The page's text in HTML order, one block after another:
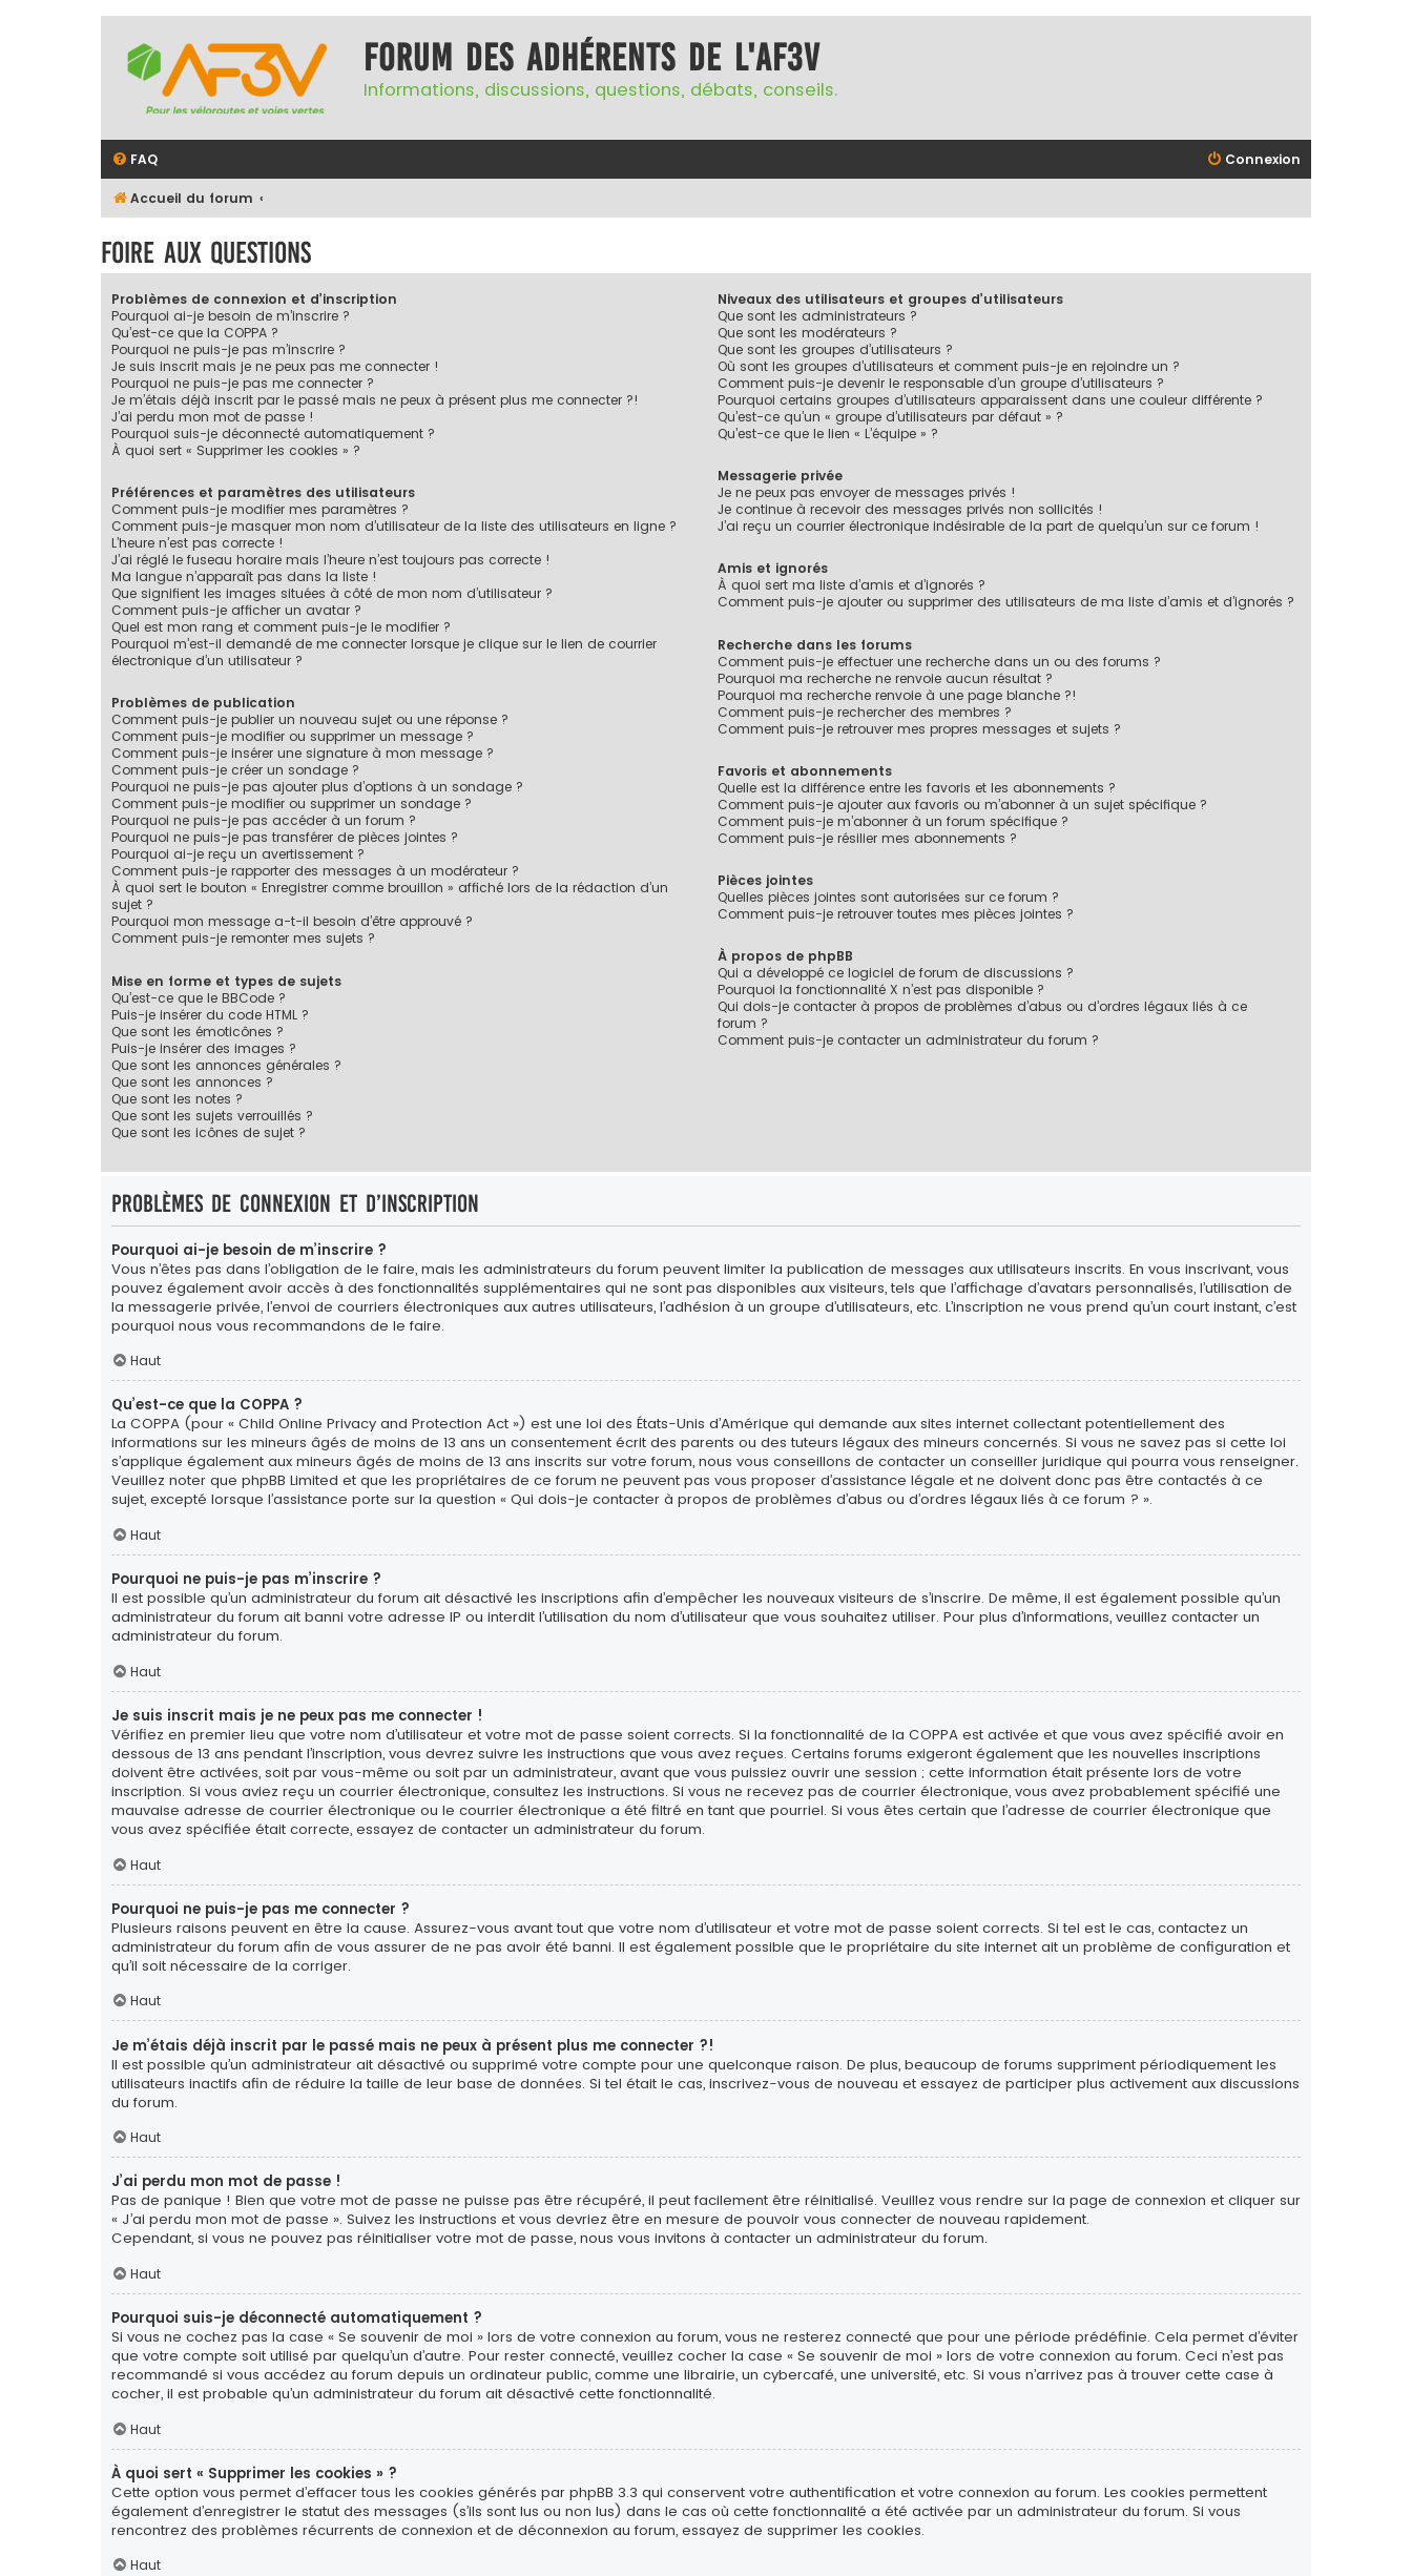
Forum des adhérents de l'AF3V
Informations, discussions, questions, débats, conseils.
FAQ Connexion
Accueil du forum
Foire aux questions
Problèmes de connexion et d’inscription
Pourquoi ai-je besoin de m’inscrire ?
Qu’est-ce que la COPPA ?
Pourquoi ne puis-je pas m’inscrire ?
Je suis inscrit mais je ne peux pas me connecter !
Pourquoi ne puis-je pas me connecter ?
Je m’étais déjà inscrit par le passé mais ne peux à présent plus me connecter ?!
J’ai perdu mon mot de passe !
Pourquoi suis-je déconnecté automatiquement ?
À quoi sert « Supprimer les cookies » ?
Préférences et paramètres des utilisateurs
Comment puis-je modifier mes paramètres ?
Comment puis-je masquer mon nom d’utilisateur de la liste des utilisateurs en ligne ?
L’heure n’est pas correcte !
J’ai réglé le fuseau horaire mais l’heure n’est toujours pas correcte !
Ma langue n’apparaît pas dans la liste !
Que signifient les images situées à côté de mon nom d’utilisateur ?
Comment puis-je afficher un avatar ?
Quel est mon rang et comment puis-je le modifier ?
Pourquoi m’est-il demandé de me connecter lorsque je clique sur le lien de courrier
électronique d’un utilisateur ?
Problèmes de publication
Comment puis-je publier un nouveau sujet ou une réponse ?
Comment puis-je modifier ou supprimer un message ?
Comment puis-je insérer une signature à mon message ?
Comment puis-je créer un sondage ?
Pourquoi ne puis-je pas ajouter plus d’options à un sondage ?
Comment puis-je modifier ou supprimer un sondage ?
Pourquoi ne puis-je pas accéder à un forum ?
Pourquoi ne puis-je pas transférer de pièces jointes ?
Pourquoi ai-je reçu un avertissement ?
Comment puis-je rapporter des messages à un modérateur ?
À quoi sert le bouton « Enregistrer comme brouillon » affiché lors de la rédaction d’un
sujet ?
Pourquoi mon message a-t-il besoin d’être approuvé ?
Comment puis-je remonter mes sujets ?
Mise en forme et types de sujets
Qu’est-ce que le BBCode ?
Puis-je insérer du code HTML ?
Que sont les émoticônes ?
Puis-je insérer des images ?
Que sont les annonces générales ?
Que sont les annonces ?
Que sont les notes ?
Que sont les sujets verrouillés ?
Que sont les icônes de sujet ?
Niveaux des utilisateurs et groupes d’utilisateurs
Que sont les administrateurs ?
Que sont les modérateurs ?
Que sont les groupes d’utilisateurs ?
Où sont les groupes d’utilisateurs et comment puis-je en rejoindre un ?
Comment puis-je devenir le responsable d’un groupe d’utilisateurs ?
Pourquoi certains groupes d’utilisateurs apparaissent dans une couleur différente ?
Qu’est-ce qu’un « groupe d’utilisateurs par défaut » ?
Qu’est-ce que le lien « L’équipe » ?
Messagerie privée
Je ne peux pas envoyer de messages privés !
Je continue à recevoir des messages privés non sollicités !
J’ai reçu un courrier électronique indésirable de la part de quelqu’un sur ce forum !
Amis et ignorés
À quoi sert ma liste d’amis et d’ignorés ?
Comment puis-je ajouter ou supprimer des utilisateurs de ma liste d’amis et d’ignorés ?
Recherche dans les forums
Comment puis-je effectuer une recherche dans un ou des forums ?
Pourquoi ma recherche ne renvoie aucun résultat ?
Pourquoi ma recherche renvoie à une page blanche ?!
Comment puis-je rechercher des membres ?
Comment puis-je retrouver mes propres messages et sujets ?
Favoris et abonnements
Quelle est la différence entre les favoris et les abonnements ?
Comment puis-je ajouter aux favoris ou m’abonner à un sujet spécifique ?
Comment puis-je m’abonner à un forum spécifique ?
Comment puis-je résilier mes abonnements ?
Pièces jointes
Quelles pièces jointes sont autorisées sur ce forum ?
Comment puis-je retrouver toutes mes pièces jointes ?
À propos de phpBB
Qui a développé ce logiciel de forum de discussions ?
Pourquoi la fonctionnalité X n’est pas disponible ?
Qui dois-je contacter à propos de problèmes d’abus ou d’ordres légaux liés à ce
forum ?
Comment puis-je contacter un administrateur du forum ?
Problèmes de connexion et d’inscription
Pourquoi ai-je besoin de m’inscrire ?
Vous n’êtes pas dans l’obligation de le faire, mais les administrateurs du forum peuvent limiter la publication de messages aux utilisateurs inscrits. En vous inscrivant, vous
pouvez également avoir accès à des fonctionnalités supplémentaires qui ne sont pas disponibles aux visiteurs, tels que l’affichage d’avatars personnalisés, l’utilisation de
la messagerie privée, l’envoi de courriers électroniques aux autres utilisateurs, l’adhésion à un groupe d’utilisateurs, etc. L’inscription ne vous prend qu’un court instant, c’est
pourquoi nous vous recommandons de le faire.
Haut
Qu’est-ce que la COPPA ?
La COPPA (pour « Child Online Privacy and Protection Act ») est une loi des États-Unis d’Amérique qui demande aux sites internet collectant potentiellement des
informations sur les mineurs âgés de moins de 13 ans un consentement écrit des parents ou des tuteurs légaux des mineurs concernés. Si vous ne savez pas si cette loi
s’applique également aux mineurs âgés de moins de 13 ans inscrits sur votre forum, nous vous conseillons de contacter un conseiller juridique qui pourra vous renseigner.
Veuillez noter que phpBB Limited et que les propriétaires de ce forum ne peuvent pas vous proposer d’assistance légale et ne doivent donc pas être contactés à ce
sujet, excepté lorsque l’assistance porte sur la question « Qui dois-je contacter à propos de problèmes d’abus ou d’ordres légaux liés à ce forum ? ».
Haut
Pourquoi ne puis-je pas m’inscrire ?
Il est possible qu’un administrateur du forum ait désactivé les inscriptions afin d’empêcher les nouveaux visiteurs de s’inscrire. De même, il est également possible qu’un
administrateur du forum ait banni votre adresse IP ou interdit l’utilisation du nom d’utilisateur que vous souhaitez utiliser. Pour plus d’informations, veuillez contacter un
administrateur du forum.
Haut
Je suis inscrit mais je ne peux pas me connecter !
Vérifiez en premier lieu que votre nom d’utilisateur et votre mot de passe soient corrects. Si la fonctionnalité de la COPPA est activée et que vous avez spécifié avoir en
dessous de 13 ans pendant l’inscription, vous devrez suivre les instructions que vous avez reçues. Certains forums exigeront également que les nouvelles inscriptions
doivent être activées, soit par vous-même ou soit par un administrateur, avant que vous puissiez ouvrir une session ; cette information était présente lors de votre
inscription. Si vous aviez reçu un courrier électronique, consultez les instructions. Si vous ne recevez pas de courrier électronique, vous avez probablement spécifié une
mauvaise adresse de courrier électronique ou le courrier électronique a été filtré en tant que pourriel. Si vous êtes certain que l’adresse de courrier électronique que
vous avez spécifiée était correcte, essayez de contacter un administrateur du forum.
Haut
Pourquoi ne puis-je pas me connecter ?
Plusieurs raisons peuvent en être la cause. Assurez-vous avant tout que votre nom d’utilisateur et votre mot de passe soient corrects. Si tel est le cas, contactez un
administrateur du forum afin de vous assurer de ne pas avoir été banni. Il est également possible que le propriétaire du site internet ait un problème de configuration et
qu’il soit nécessaire de la corriger.
Haut
Je m’étais déjà inscrit par le passé mais ne peux à présent plus me connecter ?!
Il est possible qu’un administrateur ait désactivé ou supprimé votre compte pour une quelconque raison. De plus, beaucoup de forums suppriment périodiquement les
utilisateurs inactifs afin de réduire la taille de leur base de données. Si tel était le cas, inscrivez-vous de nouveau et essayez de participer plus activement aux discussions
du forum.
Haut
J’ai perdu mon mot de passe !
Pas de panique ! Bien que votre mot de passe ne puisse pas être récupéré, il peut facilement être réinitialisé. Veuillez vous rendre sur la page de connexion et cliquer sur
« J’ai perdu mon mot de passe ». Suivez les instructions et vous devriez être en mesure de pouvoir vous connecter de nouveau rapidement.
Cependant, si vous ne pouvez pas réinitialiser votre mot de passe, nous vous invitons à contacter un administrateur du forum.
Haut
Pourquoi suis-je déconnecté automatiquement ?
Si vous ne cochez pas la case « Se souvenir de moi » lors de votre connexion au forum, vous ne resterez connecté que pour une période prédéfinie. Cela permet d’éviter
que votre compte soit utilisé par quelqu’un d’autre. Pour rester connecté, veuillez cocher la case « Se souvenir de moi » lors de votre connexion au forum. Ceci n’est pas
recommandé si vous accédez au forum depuis un ordinateur public, comme une librairie, un cybercafé, une université, etc. Si vous n’arrivez pas à trouver cette case à
cocher, il est probable qu’un administrateur du forum ait désactivé cette fonctionnalité.
Haut
À quoi sert « Supprimer les cookies » ?
Cette option vous permet d’effacer tous les cookies générés par phpBB 3.3 qui conservent votre authentification et votre connexion au forum. Les cookies permettent
également d’enregistrer le statut des messages (s’ils sont lus ou non lus) dans le cas où cette fonctionnalité a été activée par un administrateur du forum. Si vous
rencontrez des problèmes récurrents de connexion et de déconnexion au forum, essayez de supprimer les cookies.
Haut